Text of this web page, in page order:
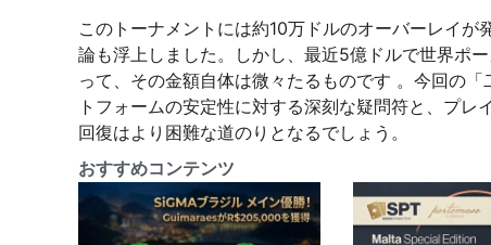
このトーナメントには約10万ドルのオーバーレイ
論も浮上しました。しかし、最近5億ドルで世界ポ
って、その金額自体は微々たるものです 。今回の
トフォームの安定性に対する深刻な疑問符と、プ
回復はより困難な道のりとなるでしょう。
おすすめコンテンツ